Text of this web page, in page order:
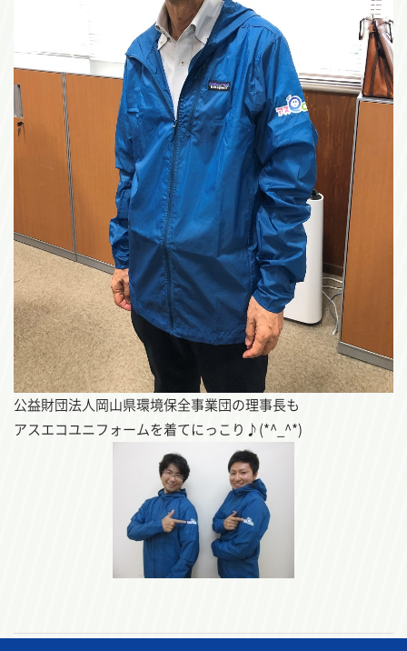
公益財団法人岡山県環境保全事業団の理事長も
アスエコユニフォームを着てにっこり♪(*^_^*)